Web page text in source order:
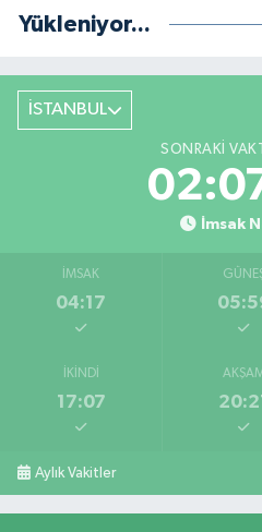
Yükleniyor...
İSTANBUL
SONRAKI
İmsak
İMSAK
04:17
İKINDI
17:07 20:21
Aylık Vakitler